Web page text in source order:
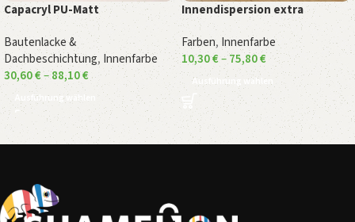
Capacryl PU-Matt
Bautenlacke &
Dachbeschichtung, Innenfarbe
30,60€–88,10€
Ausführung wählen
Innendispersion extra
Farben, Innenfarbe
10,30€–75,80€
Ausführung wählen